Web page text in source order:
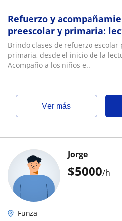
Refuerzo y
preescolar y primaria:
matemáticas básicas,
Brindo clases de refuerzo
primaria, desde el inicio de la
Acompaño a los niños e...
ver más
$5000/h
Jorge
Funza